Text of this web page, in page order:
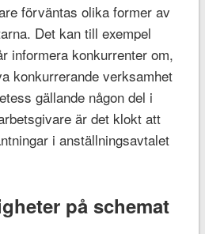
förväntas olika former av
Det kan till exempel
informera konkurrenter om,
konkurrerande verksamhet
gällande någon del i
är det klokt att
i anställningsavtalet
på schemat